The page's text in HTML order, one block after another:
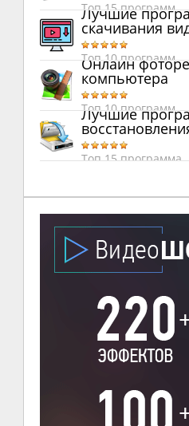
Топ 15 программ
Лучшие
скачивания
Топ 10 программ
Онлайн
компьютера
Топ 10 программ
Лучшие
Топ 15 программа